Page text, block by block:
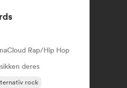
Cloud Rap/Hip Hop
deres
rock